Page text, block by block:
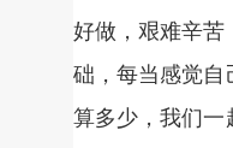
好做，艰难辛苦
础，每当感觉自
算多少，我们一